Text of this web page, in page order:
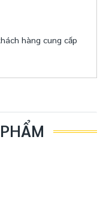
hàng cung cấp